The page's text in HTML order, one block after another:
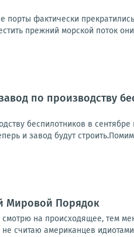
порты фактически
прежний морской поток
по производству
беспилотников в
и завод будут
Мировой Порядок
на происходящее, тем
считаю американцев